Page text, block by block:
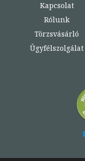
Kapcsolat
Rólunk
Törzsvásárló
Ügyfélszolgálat